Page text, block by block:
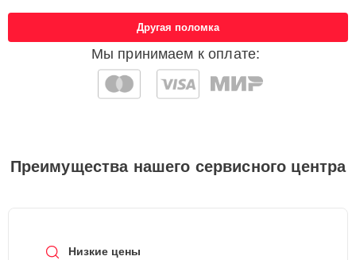
Мы принимаем к оплате:
Другая поломка
Преимущества нашего сервисного центра
Низкие цены